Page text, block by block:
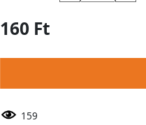
160 Ft
159